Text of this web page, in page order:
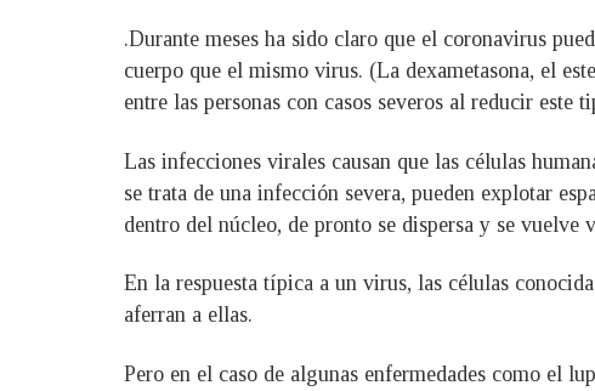
.Durante meses ha sido claro que el coronavirus
cuerpo que el mismo virus. (La dexametasona, el
entre las personas con casos severos al reducir este
Las infecciones virales causan que las células
se trata de una infección severa, pueden explotar
dentro del núcleo, de pronto se dispersa y se vuelve
En la respuesta típica a un virus, las células
aferran a ellas.
Pero en el caso de algunas enfermedades como el